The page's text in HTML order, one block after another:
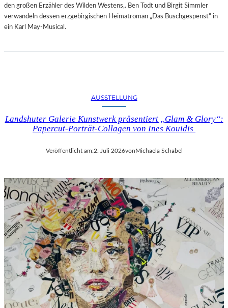
den großen Erzähler des Wilden Westens,. Ben Todt und Birgit Simmler
verwandeln dessen erzgebirgischen Heimatroman „Das Buschgespenst“ in
ein Karl May-Musical.
AUSSTELLUNG
Landshuter Galerie Kunstwerk präsentiert „Glam & Glory“:
Papercut-Porträt-Collagen von Ines Kouidis
Veröffentlicht am:2. Juli 2026vonMichaela Schabel